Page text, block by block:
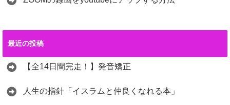
最近の投稿
【全14日間完走！】発音矯正
人生の指針「イスラムと仲良くなれる本」